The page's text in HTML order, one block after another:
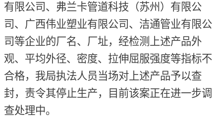
有限公司、弗兰卡管道科技（苏州）有限公
司、广西伟业塑业有限公司、洁通管业有限公
司等企业的厂名、厂址，经检测上述产品外
观、平均外径、密度、拉伸屈服强度等指标不
合格，我局执法人员当场对上述产品予以查
封，责令其停止生产，目前该案正在进一步调
查处理中。